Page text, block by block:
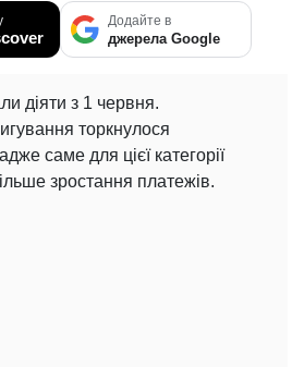
Додайте в
джерела Google
діяти з 1 червня.
торкнулося
саме для цієї категорії
зростання платежів.